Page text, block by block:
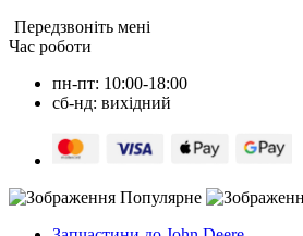
Передзвоніть мені
Час роботи
пн-пт: 10:00-18:00
сб-нд: вихідний
Популярне